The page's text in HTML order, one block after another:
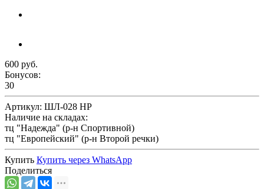
600 руб.
Бонусов:
30
Артикул: ШЛ-028 HP
Наличие на складах:
тц "Надежда" (р-н Спортивной)
тц "Европейский" (р-н Второй речки)
Купить Купить через WhatsApp
Поделиться